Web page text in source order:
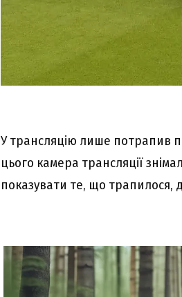
У трансляцію лише потрапив
цього камера трансляції
показувати те, що трапилося,